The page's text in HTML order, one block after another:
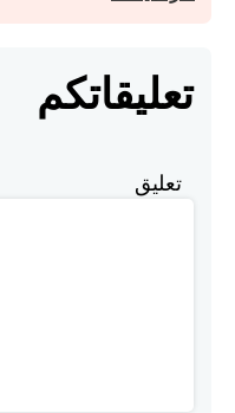
تعليقاتكم
تعليق